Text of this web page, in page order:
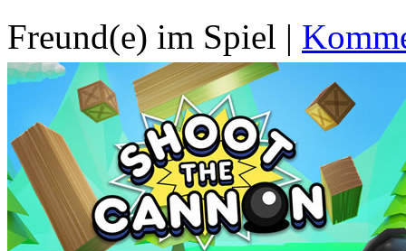
Freund(e) im Spiel |